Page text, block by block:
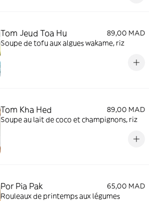
Tom Jeud Toa Hu
89,00 MAD
Soupe de tofu aux algues wakame, riz
Tom Kha Hed
89,00 MAD
Soupe au lait de coco et champignons, riz
Por Pia Pak
65,00 MAD
Rouleaux de printemps aux légumes